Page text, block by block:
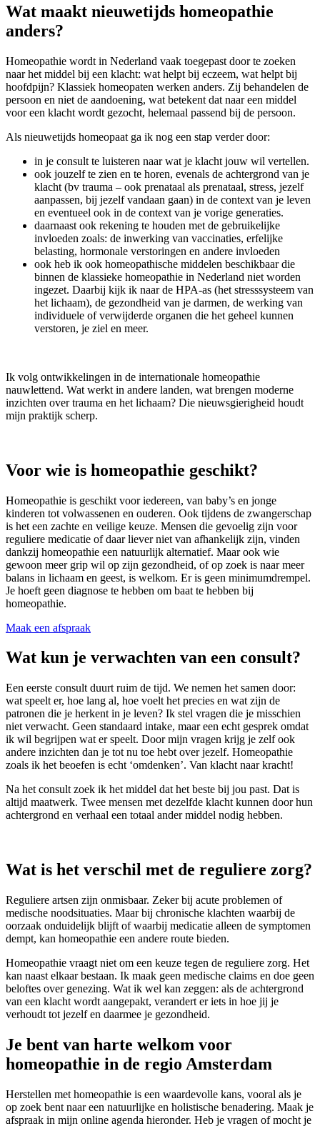
Wat maakt nieuwetijds homeopathie
anders?
Homeopathie wordt in Nederland vaak toegepast door te zoeken
naar het middel bij een klacht: wat helpt bij eczeem, wat helpt bij
hoofdpijn? Klassiek homeopaten werken anders. Zij behandelen de
persoon en niet de aandoening, wat betekent dat naar een middel
voor een klacht wordt gezocht, helemaal passend bij de persoon.
Als nieuwetijds homeopaat ga ik nog een stap verder door:
in je consult te luisteren naar wat je klacht jouw wil vertellen.
ook jouzelf te zien en te horen, evenals de achtergrond van je
klacht (bv trauma – ook prenataal als prenataal, stress, jezelf
aanpassen, bij jezelf vandaan gaan) in de context van je leven
en eventueel ook in de context van je vorige generaties.
daarnaast ook rekening te houden met de gebruikelijke
invloeden zoals: de inwerking van vaccinaties, erfelijke
belasting, hormonale verstoringen en andere invloeden
ook heb ik ook homeopathische middelen beschikbaar die
binnen de klassieke homeopathie in Nederland niet worden
ingezet. Daarbij kijk ik naar de HPA-as (het stresssysteem van
het lichaam), de gezondheid van je darmen, de werking van
individuele of verwijderde organen die het geheel kunnen
verstoren, je ziel en meer.
Ik volg ontwikkelingen in de internationale homeopathie
nauwlettend. Wat werkt in andere landen, wat brengen moderne
inzichten over trauma en het lichaam? Die nieuwsgierigheid houdt
mijn praktijk scherp.
Voor wie is homeopathie geschikt?
Homeopathie is geschikt voor iedereen, van baby’s en jonge
kinderen tot volwassenen en ouderen. Ook tijdens de zwangerschap
is het een zachte en veilige keuze. Mensen die gevoelig zijn voor
reguliere medicatie of daar liever niet van afhankelijk zijn, vinden
dankzij homeopathie een natuurlijk alternatief. Maar ook wie
gewoon meer grip wil op zijn gezondheid, of op zoek is naar meer
balans in lichaam en geest, is welkom. Er is geen minimumdrempel.
Je hoeft geen diagnose te hebben om baat te hebben bij
homeopathie.
Maak een afspraak
Wat kun je verwachten van een consult?
Een eerste consult duurt ruim de tijd. We nemen het samen door:
wat speelt er, hoe lang al, hoe voelt het precies en wat zijn de
patronen die je herkent in je leven? Ik stel vragen die je misschien
niet verwacht. Geen standaard intake, maar een echt gesprek omdat
ik wil begrijpen wat er speelt. Door mijn vragen krijg je zelf ook
andere inzichten dan je tot nu toe hebt over jezelf. Homeopathie
zoals ik het beoefen is echt ‘omdenken’. Van klacht naar kracht!
Na het consult zoek ik het middel dat het beste bij jou past. Dat is
altijd maatwerk. Twee mensen met dezelfde klacht kunnen door hun
achtergrond en verhaal een totaal ander middel nodig hebben.
Wat is het verschil met de reguliere zorg?
Reguliere artsen zijn onmisbaar. Zeker bij acute problemen of
medische noodsituaties. Maar bij chronische klachten waarbij de
oorzaak onduidelijk blijft of waarbij medicatie alleen de symptomen
dempt, kan homeopathie een andere route bieden.
Homeopathie vraagt niet om een keuze tegen de reguliere zorg. Het
kan naast elkaar bestaan. Ik maak geen medische claims en doe geen
beloftes over genezing. Wat ik wel kan zeggen: als de achtergrond
van een klacht wordt aangepakt, verandert er iets in hoe jij je
verhoudt tot jezelf en daarmee je gezondheid.
Je bent van harte welkom voor
homeopathie in de regio Amsterdam
Herstellen met homeopathie is een waardevolle kans, vooral als je
op zoek bent naar een natuurlijke en holistische benadering. Maak je
afspraak in mijn online agenda hieronder. Heb je vragen of mocht je